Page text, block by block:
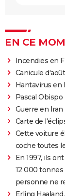
EN CE
Incendies en
Canicule d'août
Hantavirus en
Pascal Obispo
Guerre en Iran
Carte de
Cette voiture
coche toutes
En 1997, ils
12 000 tonnes
personne ne
Erling